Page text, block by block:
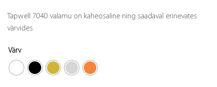
Tapwell 7040 valamu on kaheosaline ning saadaval erinevates
värvides.
Värv